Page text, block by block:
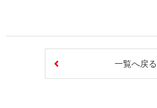
一覧へ戻る